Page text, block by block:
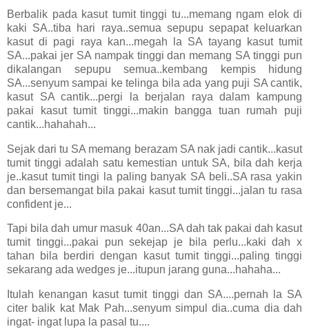
Berbalik pada kasut tumit tinggi tu...memang ngam elok di
kaki SA..tiba hari raya..semua sepupu sepapat keluarkan
kasut di pagi raya kan...megah la SA tayang kasut tumit
SA...pakai jer SA nampak tinggi dan memang SA tinggi pun
dikalangan sepupu semua..kembang kempis hidung
SA...senyum sampai ke telinga bila ada yang puji SA cantik,
kasut SA cantik...pergi la berjalan raya dalam kampung
pakai kasut tumit tinggi...makin bangga tuan rumah puji
cantik...hahahah...
Sejak dari tu SA memang berazam SA nak jadi cantik...kasut
tumit tinggi adalah satu kemestian untuk SA, bila dah kerja
je..kasut tumit tingi la paling banyak SA beli..SA rasa yakin
dan bersemangat bila pakai kasut tumit tinggi...jalan tu rasa
confident je...
Tapi bila dah umur masuk 40an...SA dah tak pakai dah kasut
tumit tinggi...pakai pun sekejap je bila perlu...kaki dah x
tahan bila berdiri dengan kasut tumit tinggi...paling tinggi
sekarang ada wedges je...itupun jarang guna...hahaha...
Itulah kenangan kasut tumit tinggi dan SA....pernah la SA
citer balik kat Mak Pah...senyum simpul dia..cuma dia dah
ingat- ingat lupa la pasal tu....